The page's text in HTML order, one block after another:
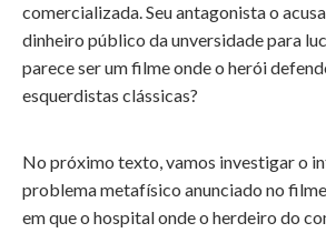
comercializada. Seu antagonista o
dinheiro público da unversidade para
parece ser um filme onde o herói
esquerdistas clássicas?
No próximo texto, vamos investigar o
problema metafísico anunciado no
em que o hospital onde o herdeiro do